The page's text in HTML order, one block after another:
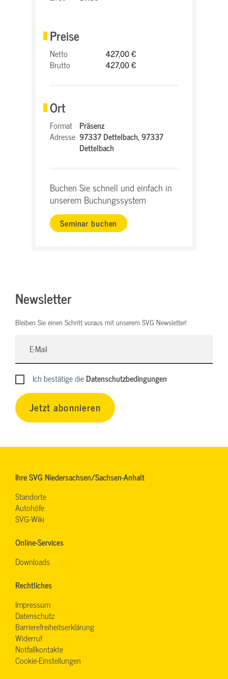
Preise
Netto
427,00 €
Brutto
427,00 €
Ort
Format Präsenz
Adresse 97337 Dettelbach,97337
Dettelbach
Buchen Sie schnell und einfach in
unserem Buchungssystem
Seminar buchen
Newsletter
Bleiben Sie einen Schritt voraus mit unserem SVG Newsletter!
Ich bestätige dieDatenschutzbedingungen
Jetzt abonnieren
Ihre SVG Niedersachsen/Sachsen-Anhalt
Standorte
Autohöfe
SVG-Wiki
Online-Services
Downloads
Rechtliches
Impressum
Datenschutz
Barrierefreiheitserklärung
Widerruf
Notfallkontakte
Cookie-Einstellungen